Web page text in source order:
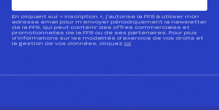
En cliquant sur « inscription », j’autorise la FFS à utiliser mon
adresse email pour m’envoyer périodiquement la newsletter
de la FFS, qui peut contenir des offres commerciales et
promotionnelles de la FFS ou de ses partenaires. Pour plus
d’informations sur les modalités d’exercice de vos droits et
la gestion de vos données, cliquez ici